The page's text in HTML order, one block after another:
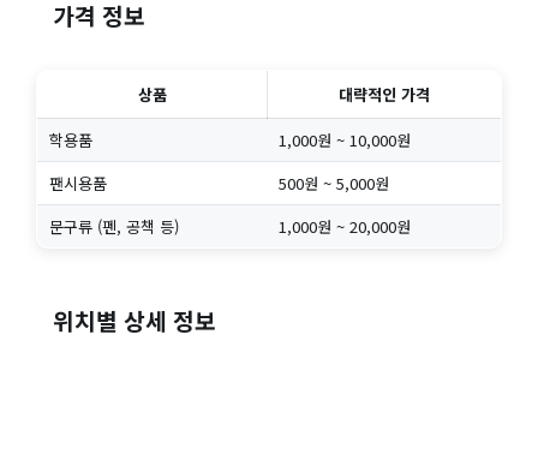
가격 정보
상품
대략적인 가격
학용품
1,000원 ~ 10,000원
팬시용품
500원 ~ 5,000원
문구류 (펜, 공책 등)
1,000원 ~ 20,000원
위치별 상세 정보